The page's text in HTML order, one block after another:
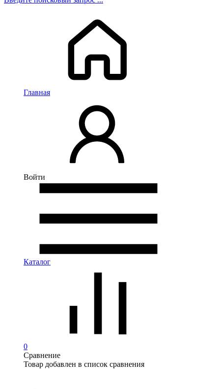
Главная
Войти
Каталог
0
Сравнение
Товар добавлен в список сравнения